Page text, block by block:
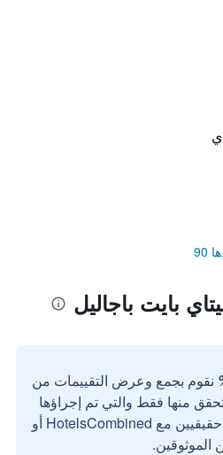
بايت باجاليل
نقوم بجمع وعرض التقييمات من
منها فقط والتي تم إجراؤها
بواسطة مستخدمين حقيقيين مع HotelsCombined أو
الموثوقين.